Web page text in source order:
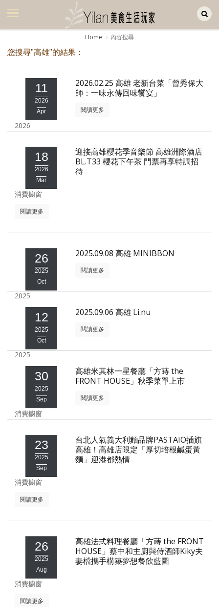
美食集
美飲集
旅遊集
旅遊美食集
生活風
書房集
日記簿
餐桌週記
享樂隨手拍
照相簿
影音區
創意出版服務
歷史區
個人著作
活動實況記錄
媒體報導一覽
合作與代言
訂閱電子報
Home
內容搜尋
您搜尋"高雄"的結果：
11
2026
Apr
2026.02.25 高雄 老新台菜「曾秀保大
師：一味永傳回味饗宴」
2026
閱讀更多
18
2026
Mar
迎接高雄櫻花季音樂節 高雄洲際酒店
BL.T33 櫻花下午茶 門票再享特調招
待
消費櫥窗
閱讀更多
26
2025
Oct
2025.09.08 高雄 MINIBBON
2025
閱讀更多
12
2025
Oct
2025.09.06 高雄 Li.nu
2025
閱讀更多
30
2025
Sep
高雄米其林一星餐廳「方蒔 the
FRONT HOUSE」秋季菜單上市
消費櫥窗
閱讀更多
23
2025
Sep
台北人氣義大利麵品牌PASTAIO插旗
高雄！高雄店限定「厚切培根鹹蛋黃
麵」迎港都熱情
消費櫥窗
閱讀更多
26
2025
Aug
高雄法式料理餐廳「方蒔 the FRONT
HOUSE」蔡中和主廚與侍酒師Kiky夫
妻檔攜手構築夢想餐飲藍圖
消費櫥窗
閱讀更多